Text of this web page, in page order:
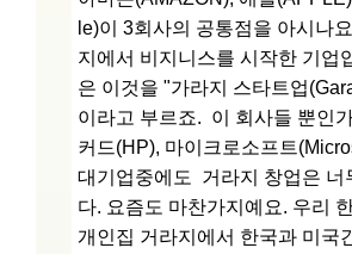
le)이 3회사의 공통점을 아시나
지에서 비지니스를 시작한 기업
은 이것을 "가라지 스타트업
이라고 부르죠. 이 회사들 뿐인
커드(HP), 마이크로소프트
대기업중에도 거라지 창업은 너
다. 요즘도 마찬가지예요. 우리
개인집 거라지에서 한국과 미국